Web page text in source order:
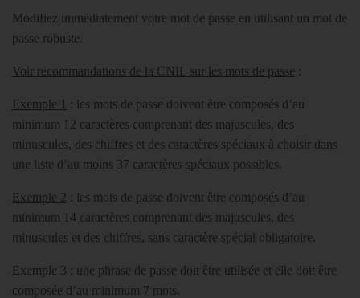
Modifiez immédiatement votre mot de passe en utilisant un mot de
passe robuste.
Voir recommandations de la CNIL sur les mots de passe :
Exemple 1 : les mots de passe doivent être composés d’au
minimum 12 caractères comprenant des majuscules, des
minuscules, des chiffres et des caractères spéciaux à choisir dans
une liste d’au moins 37 caractères spéciaux possibles.
Exemple 2 : les mots de passe doivent être composés d’au
minimum 14 caractères comprenant des majuscules, des
minuscules et des chiffres, sans caractère spécial obligatoire.
Exemple 3 : une phrase de passe doit être utilisée et elle doit être
composée d’au minimum 7 mots.